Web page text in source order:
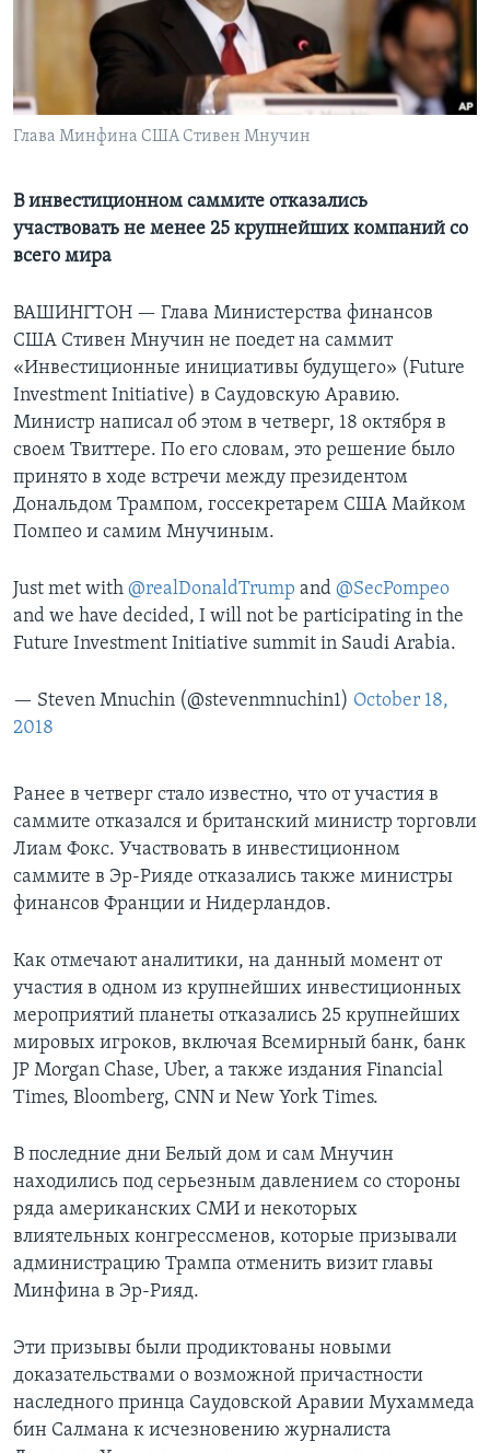
Learning English
СОЦИАЛЬНЫЕ СЕТИ
Языки
Глава Минфина США Стивен Мнучин
В инвестиционном саммите отказались
участвовать не менее 25 крупнейших компаний со
всего мира
ВАШИНГТОН — Глава Министерства финансов
США Стивен Мнучин не поедет на саммит
«Инвестиционные инициативы будущего» (Future
Investment Initiative) в Саудовскую Аравию.
Министр написал об этом в четверг, 18 октября в
своем Твиттере. По его словам, это решение было
принято в ходе встречи между президентом
Дональдом Трампом, госсекретарем США Майком
Помпео и самим Мнучиным.
Just met with @realDonaldTrump and @SecPompeo
and we have decided, I will not be participating in the
Future Investment Initiative summit in Saudi Arabia.
— Steven Mnuchin (@stevenmnuchin1) October 18,
2018
Ранее в четверг стало известно, что от участия в
саммите отказался и британский министр торговли
Лиам Фокс. Участвовать в инвестиционном
саммите в Эр-Рияде отказались также министры
финансов Франции и Нидерландов.
Как отмечают аналитики, на данный момент от
участия в одном из крупнейших инвестиционных
мероприятий планеты отказались 25 крупнейших
мировых игроков, включая Всемирный банк, банк
JP Morgan Chase, Uber, а также издания Financial
Times, Bloomberg, CNN и New York Times.
В последние дни Белый дом и сам Мнучин
находились под серьезным давлением со стороны
ряда американских СМИ и некоторых
влиятельных конгрессменов, которые призывали
администрацию Трампа отменить визит главы
Минфина в Эр-Рияд.
Эти призывы были продиктованы новыми
доказательствами о возможной причастности
наследного принца Саудовской Аравии Мухаммеда
бин Салмана к исчезновению журналиста